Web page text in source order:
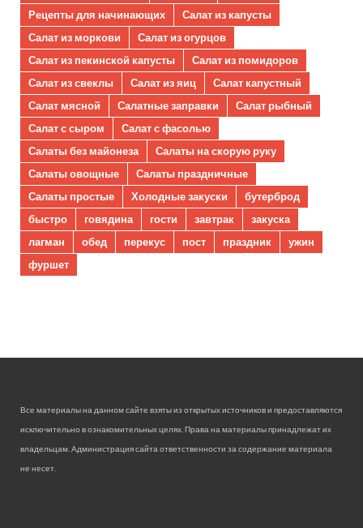
Рецепты для начинающих
Салат из капусты
Салат из моркови
Салат из огурцов
Салат из пекинской капусты
Салат из помидоров
Салат из свеклы
Салат из яиц
Салат капустный
Салат мясной
Салатные заправки
Салат рыбный
Салат с сыром
Салат с фасолью
Салаты без майонеза
Салаты на скорую руку
Салаты овощные
Салаты праздничные
Салаты простые
Холодные закуски
бутерброд
быстро
говядина гости завтрак
закуска
лагман
обед перекус пост праздник
ужин
фуршет
Все материалы на данном сайте взяты из открытых источников и предоставляются
исключительно в ознакомительных целях. Права на материалы принадлежат их
владельцам. Администрация сайта ответственности за содержание материала
не несет.